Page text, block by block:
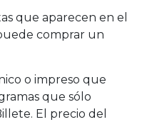
que aparecen en el
comprar un
o impreso que
que sólo
El precio del